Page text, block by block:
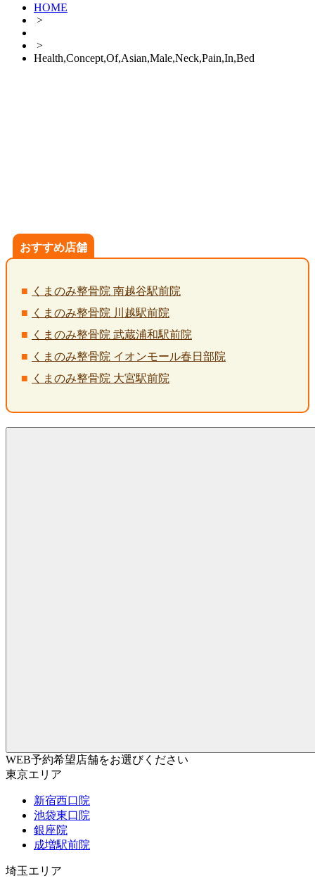
HOME
>
>
Health,Concept,Of,Asian,Male,Neck,Pain,In,Bed
おすすめ店舗
くまのみ整骨院 南越谷駅前院
くまのみ整骨院 川越駅前院
くまのみ整骨院 武蔵浦和駅前院
くまのみ整骨院 イオンモール春日部院
くまのみ整骨院 大宮駅前院
WEB予約希望店舗をお選びください
東京エリア
新宿西口院
池袋東口院
銀座院
成増駅前院
埼玉エリア